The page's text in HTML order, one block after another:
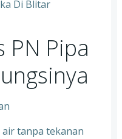
Di Blitar
PN Pipa
air tanpa tekanan